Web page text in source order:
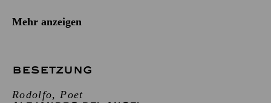
Mehr anzeigen
BESETZUNG
Rodolfo, Poet